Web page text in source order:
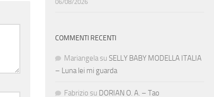
06/08/2026
COMMENTI RECENTI
Mariangela su SELLY BABY MODELLA ITALIA
– Luna lei mi guarda
Fabrizio su DORIAN O. A. – Tao